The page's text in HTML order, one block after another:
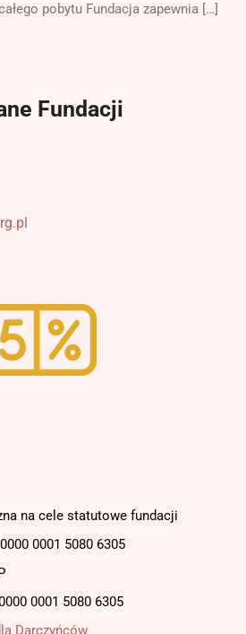
pobytu Fundacja zapewnia […]
Fundacji
na cele statutowe fundacji
0001 5080 6305
0001 5080 6305
Darczyńców